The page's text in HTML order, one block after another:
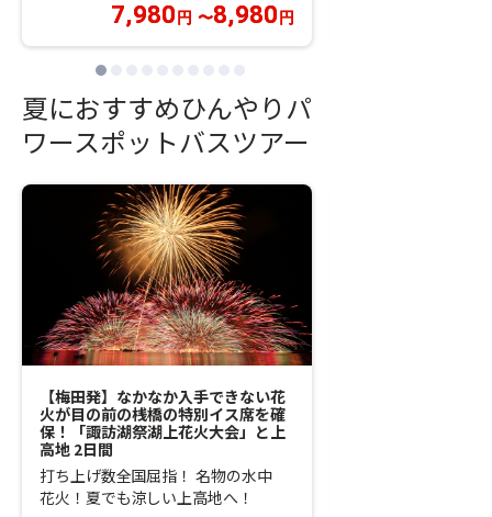
7,980 円 〜8,980 円
夏におすすめひんやりパ
ワースポットバスツアー
【梅田発】なかなか入手できない花
火が目の前の桟橋の特別イス席を確
保！「諏訪湖祭湖上花火大会」と上
高地 2日間
打ち上げ数全国屈指！ 名物の水中
花火！夏でも涼しい上高地へ！